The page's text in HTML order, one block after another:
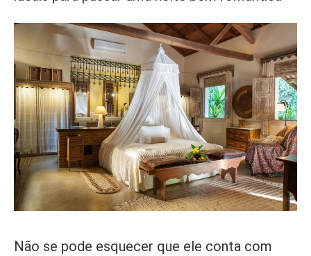
Não se pode esquecer que ele conta com